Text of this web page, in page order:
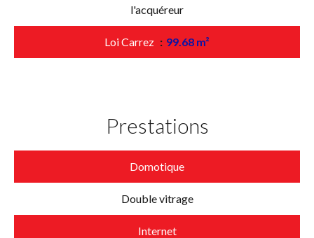
l'acquéreur
Loi Carrez 99.68 m²
Prestations
Domotique
Double vitrage
Internet